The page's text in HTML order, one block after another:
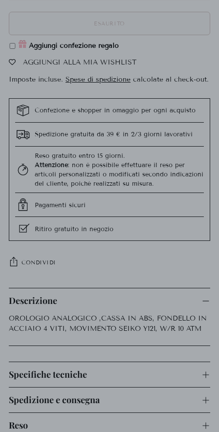
ESAURITO
Aggiungi confezione regalo
AGGIUNGI ALLA MIA WISHLIST
Imposte incluse. Spese di spedizione calcolate al check-out.
Confezione e shopper in omaggio per ogni acquisto
Spedizione gratuita da 39 € in 2/3 giorni lavorativi
Reso gratuito entro 15 giorni.
Attenzione: non è possibile effettuare il reso per
articoli personalizzati o modificati secondo indicazioni
del cliente, poiché realizzati su misura.
Pagamenti sicuri
Ritiro gratuito in negozio
CONDIVIDI
Aggiungere
un
al
carrello...
Descrizione
OROLOGIO ANALOGICO ,CASSA IN ABS, FONDELLO IN
ACCIAIO 4 VITI, MOVIMENTO SEIKO Y121, W/R 10 ATM
Specifiche tecniche
Spedizione e consegna
Reso